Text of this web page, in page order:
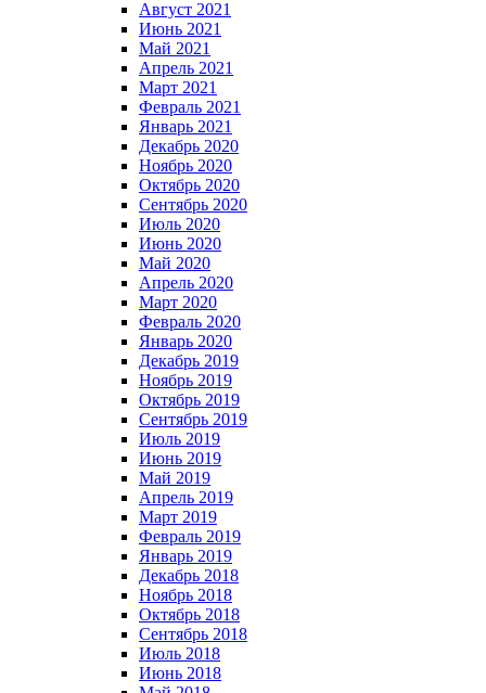
Август 2021
Июнь 2021
Май 2021
Апрель 2021
Март 2021
Февраль 2021
Январь 2021
Декабрь 2020
Ноябрь 2020
Октябрь 2020
Сентябрь 2020
Июль 2020
Июнь 2020
Май 2020
Апрель 2020
Март 2020
Февраль 2020
Январь 2020
Декабрь 2019
Ноябрь 2019
Октябрь 2019
Сентябрь 2019
Июль 2019
Июнь 2019
Май 2019
Апрель 2019
Март 2019
Февраль 2019
Январь 2019
Декабрь 2018
Ноябрь 2018
Октябрь 2018
Сентябрь 2018
Июль 2018
Июнь 2018